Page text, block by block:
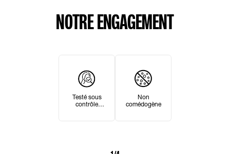
NOTRE ENGAGEMENT
Testé sous
contrôle
Non
comédogène